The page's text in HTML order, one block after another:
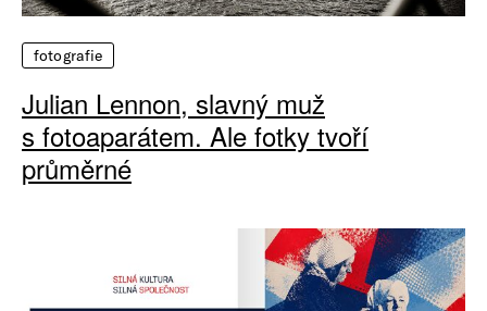
fotografie
Julian Lennon, slavný muž
s fotoaparátem. Ale fotky tvoří
průměrné